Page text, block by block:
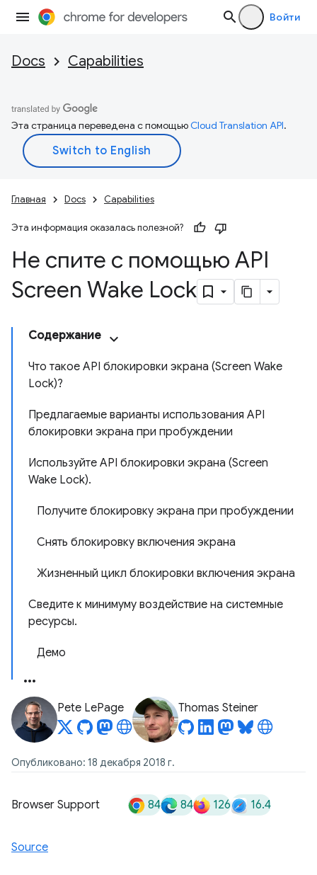
Войти
Docs Capabilities
Эта страница переведена с помощьюCloud Translation API.
Главная Docs Capabilities
Эта информация оказалась полезной?
Не спите с помощью API
Screen Wake Lock
Содержание
Что такое API блокировки экрана (Screen Wake
Lock)?
Предлагаемые варианты использования API
блокировки экрана при пробуждении
Используйте API блокировки экрана (Screen
Wake Lock).
Получите блокировку экрана при пробуждении
Снять блокировку включения экрана
Жизненный цикл блокировки включения экрана
Сведите к минимуму воздействие на системные
ресурсы.
Демо
Pete LePage Thomas Steiner
Опубликовано: 18 декабря 2018 г.
Browser Support 84 84 126 16.4
Source